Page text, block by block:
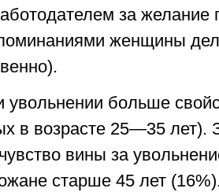
за желание
женщины
увольнении больше
в возрасте 25—35 лет).
вины за
старше 45 лет